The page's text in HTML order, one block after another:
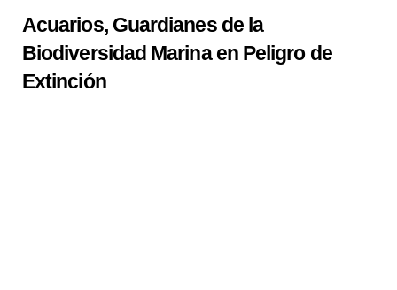
Acuarios, Guardianes de la
Biodiversidad Marina en Peligro de
Extinción